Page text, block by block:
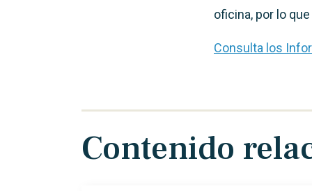
oficina, por lo
Consulta los
Contenido